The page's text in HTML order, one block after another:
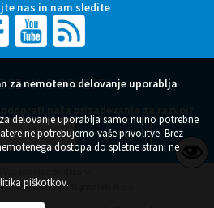
nas in nam sledite
SE NA E-OBVESTILA
naša prizadevanja za razvoj?
vzdrževanje: Sigmateh d.o.o.
za nemoteno delovanje uporablja
delovanje uporablja samo nujno potrebne
ne potrebujemo vaše privolitve. Brez
dostopa do spletne strani ne
piškotkov.